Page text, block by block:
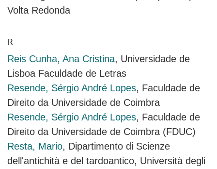
Volta Redonda
R
Reis Cunha, Ana Cristina, Universidade de
Lisboa Faculdade de Letras
Resende, Sérgio André Lopes, Faculdade de
Direito da Universidade de Coimbra
Resende, Sérgio André Lopes, Faculdade de
Direito da Universidade de Coimbra (FDUC)
Resta, Mario, Dipartimento di Scienze
dell'antichità e del tardoantico, Università degli